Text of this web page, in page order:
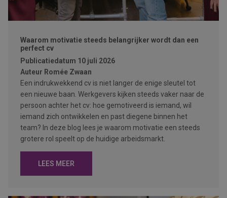
Waarom motivatie steeds belangrijker wordt dan een
perfect cv
Publicatiedatum 10 juli 2026
Auteur Romée Zwaan
Een indrukwekkend cv is niet langer de enige sleutel tot
een nieuwe baan. Werkgevers kijken steeds vaker naar de
persoon achter het cv: hoe gemotiveerd is iemand, wil
iemand zich ontwikkelen en past diegene binnen het
team? In deze blog lees je waarom motivatie een steeds
grotere rol speelt op de huidige arbeidsmarkt.
LEES MEER